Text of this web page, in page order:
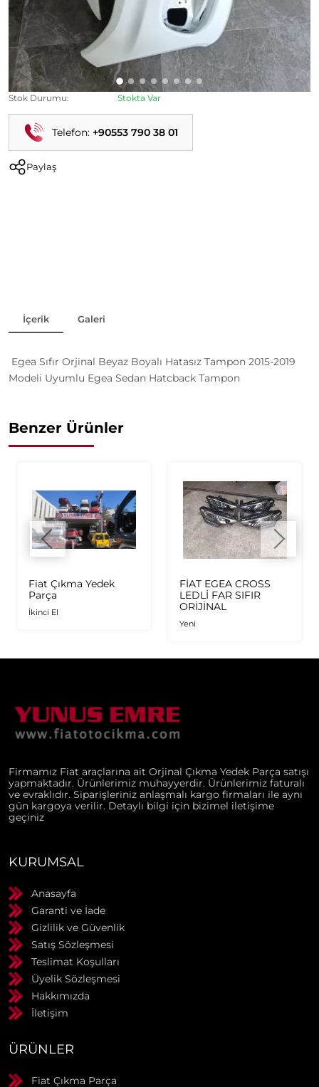
Egea Sıfır Orijinal Beyaz Boyalı Hatasız Tampon 2015-2019
Modeli Uyumlu Sıfır Egea Sedan Hatchback Tampon
Ürün Kodu:
Kategori:
Egea Çıkma Parça
Durumu:
İkinci El
Stok Durumu:
Stokta Var
Telefon: +90553 790 38 01
Paylaş
İçerik Galeri
Egea Sıfır Orjinal Beyaz Boyalı Hatasız Tampon 2015-2019
Modeli Uyumlu Egea Sedan Hatcback Tampon
Benzer Ürünler
Fiat Çıkma Yedek
Parça
İkinci El
FİAT EGEA CROSS
LEDLİ FAR SIFIR
ORİJİNAL
Yeni
Firmamız Fiat araçlarına ait Orjinal Çıkma Yedek Parça satışı
yapmaktadır. Ürünlerimiz muhayyerdir. Ürünlerimiz faturalı
ve evraklıdır. Siparişleriniz anlaşmalı kargo firmaları ile aynı
gün kargoya verilir. Detaylı bilgi için bizimel iletişime
geçiniz
KURUMSAL
Anasayfa
Garanti ve İade
Gizlilik ve Güvenlik
Satış Sözleşmesi
Teslimat Koşulları
Üyelik Sözleşmesi
Hakkımızda
İletişim
ÜRÜNLER
Fiat Çıkma Parça